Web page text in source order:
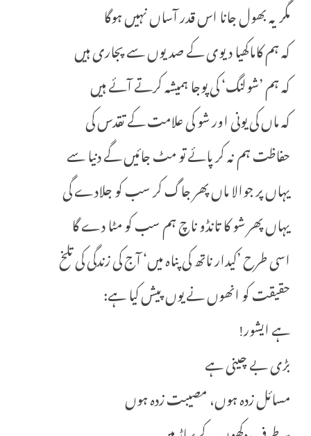
مگر یہ بھول جانا اس قدر آساں نہیں ہوگا
کہ ہم کاماکھیا دیوی کے صدیوں سے پجاری ہیں
کہ ہم ’شولنگ‘ کی پوجا ہمیشہ کرتے آئے ہیں
کہ ماں کی یونی اور شو کی علامت کے تقدس کی
حفاظت ہم نہ کر پائے تو مٹ جائیں گے دنیا سے
یہاں پر جوالا ماں پھر جاگ کر سب کو جلادے گی
یہاں پھر شو کا تانڈو ناچ ہم سب کو مٹا دے گا
اسی طرح ’کیدار ناتھ کی پناہ میں‘ آج کی زندگی کی تلخ
حقیقت کو انھوں نے یوں پیش کیا ہے:
ہے ایشور!
بڑی بے چینی ہے
مسائل زدہ ہوں، مصیبت زدہ ہوں